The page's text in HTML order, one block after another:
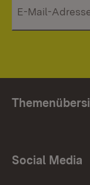
Social Media